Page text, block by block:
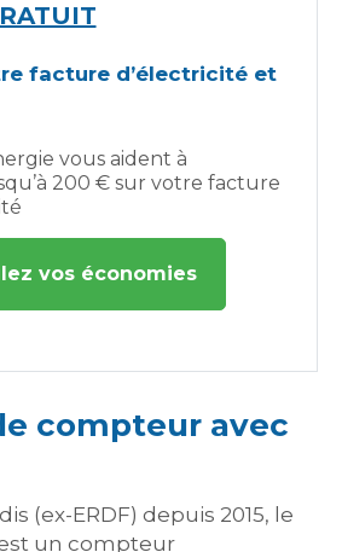
facture d’électricité et
vous aident à
200 € sur votre facture
vos économies
compteur avec
(ex-ERDF) depuis 2015, le
un compteur